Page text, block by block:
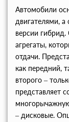
Автомобили
двигателями, а
версии
агрегаты,
отдачи.
как передний,
второго –
представляет
– дисковые.